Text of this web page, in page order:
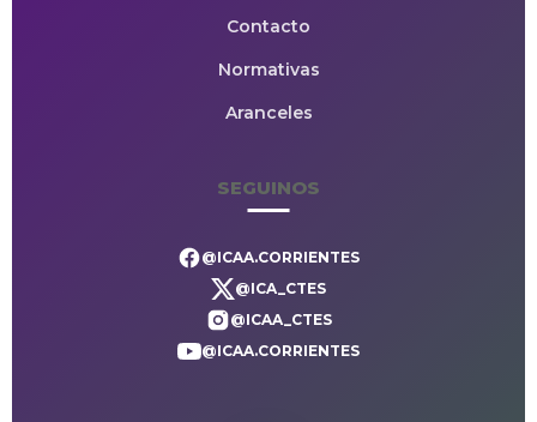
Contacto
Normativas
Aranceles
SEGUINOS
@ICAA.CORRIENTES
@ICA_CTES
@ICAA_CTES
@ICAA.CORRIENTES